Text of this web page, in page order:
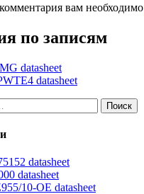
вам необходимо
по записям
datasheet
datasheet
datasheet
datasheet
10-OE datasheet